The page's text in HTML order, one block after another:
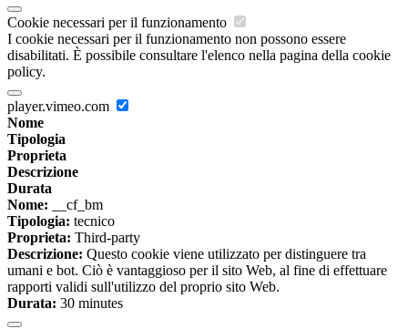
Cookie necessari per il funzionamento
I cookie necessari per il funzionamento non possono essere
disabilitati. È possibile consultare l'elenco nella pagina della cookie
policy.
player.vimeo.com
Nome
Tipologia
Proprieta
Descrizione
Durata
Nome: __cf_bm
Tipologia: tecnico
Proprieta: Third-party
Descrizione: Questo cookie viene utilizzato per distinguere tra
umani e bot. Ciò è vantaggioso per il sito Web, al fine di effettuare
rapporti validi sull'utilizzo del proprio sito Web.
Durata: 30 minutes